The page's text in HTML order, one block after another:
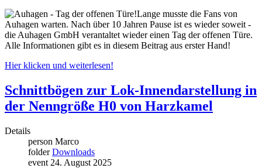
Lange musste die Fans von
Auhagen warten. Nach über 10 Jahren Pause ist es wieder soweit -
die Auhagen GmbH verantaltet wieder einen Tag der offenen Türe.
Alle Informationen gibt es in diesem Beitrag aus erster Hand!
Hier klicken und weiterlesen!
Schnittbögen zur Lok-Innendarstellung in
der Nenngröße H0 von Harzkamel
Details
person Marco
folder Downloads
event 24. August 2025